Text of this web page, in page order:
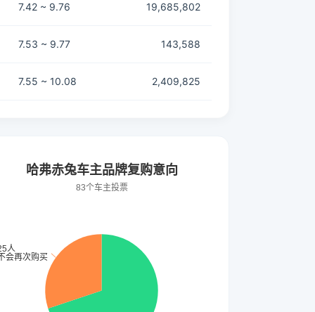
7.42 ~ 9.76 19,685,802
7.53 ~ 9.77 143,588
7.55 ~ 10.08 2,409,825